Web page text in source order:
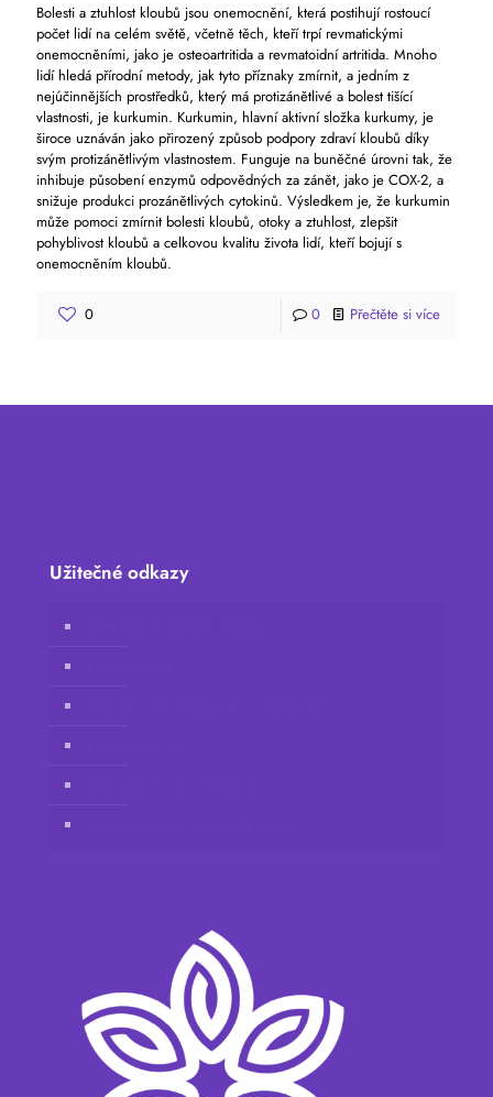
Bolesti a ztuhlost kloubů jsou onemocnění, která postihují rostoucí
počet lidí na celém světě, včetně těch, kteří trpí revmatickými
onemocněními, jako je osteoartritida a revmatoidní artritida. Mnoho
lidí hledá přírodní metody, jak tyto příznaky zmírnit, a jedním z
nejúčinnějších prostředků, který má protizánětlivé a bolest tišící
vlastnosti, je kurkumin. Kurkumin, hlavní aktivní složka kurkumy, je
široce uznáván jako přirozený způsob podpory zdraví kloubů díky
svým protizánětlivým vlastnostem. Funguje na buněčné úrovni tak, že
inhibuje působení enzymů odpovědných za zánět, jako je COX-2, a
snižuje produkci prozánětlivých cytokinů. Výsledkem je, že kurkumin
může pomoci zmírnit bolesti kloubů, otoky a ztuhlost, zlepšit
pohyblivost kloubů a celkovou kvalitu života lidí, kteří bojují s
onemocněním kloubů.
0 0 Přečtěte si více
Užitečné odkazy